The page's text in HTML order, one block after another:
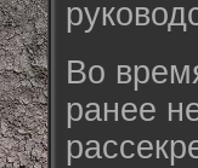
Во
ранее